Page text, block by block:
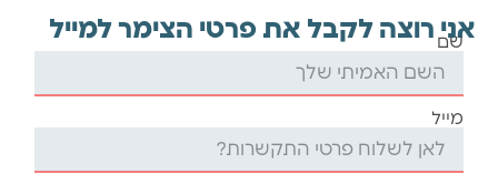
אני רוצה לקבל את פרטי הצימר למייל
שם
מייל